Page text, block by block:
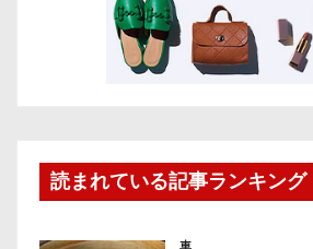
読まれている記事ランキング